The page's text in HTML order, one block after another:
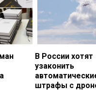
В России хотят
узаконить
штрафы с